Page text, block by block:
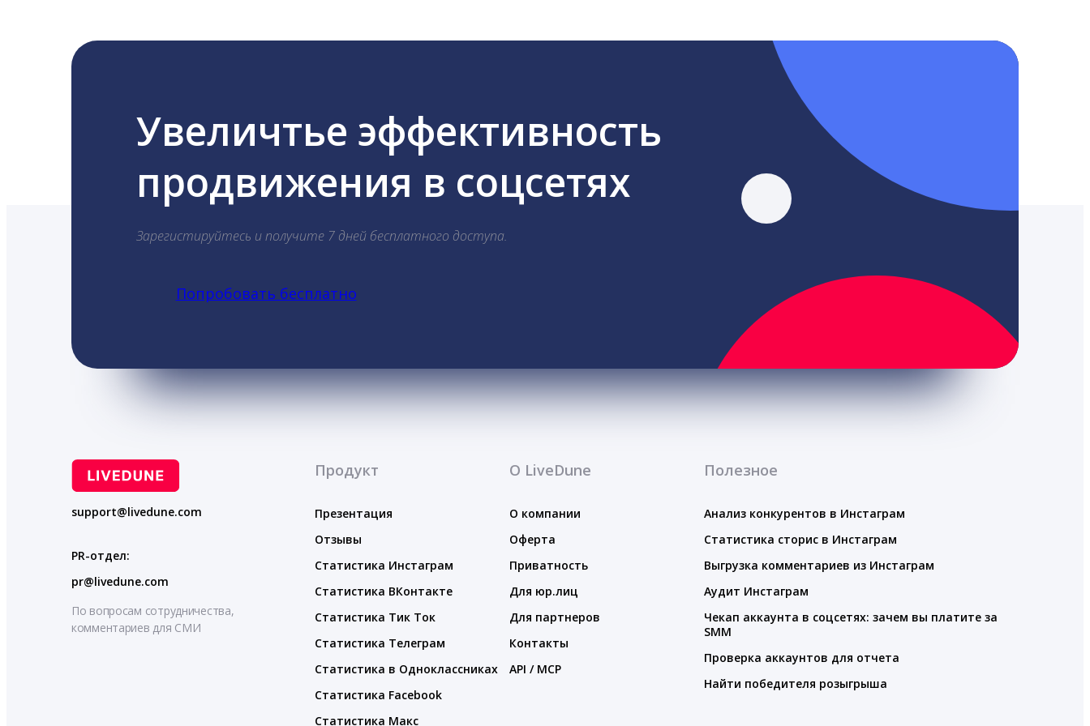
Увеличтье эффективность
продвижения в соцсетях
Зарегистируйтесь и получите 7 дней бесплатного доступа.
Попробовать бесплатно
support@livedune.com
PR-отдел:
pr@livedune.com
По вопросам сотрудничества,
комментариев для СМИ
Продукт
Презентация
Отзывы
Статистика Инстаграм
Статистика ВКонтакте
Статистика Тик Ток
Статистика Телеграм
Статистика в Одноклассниках
Статистика Facebook
Статистика Макс
О LiveDune
О компании
Оферта
Приватность
Для юр.лиц
Для партнеров
Контакты
API / MCP
Полезное
Анализ конкурентов в Инстаграм
Статистика сторис в Инстаграм
Выгрузка комментариев из Инстаграм
Аудит Инстаграм
Чекап аккаунта в соцсетях: зачем вы платите за
SMM
Проверка аккаунтов для отчета
Найти победителя розыгрыша